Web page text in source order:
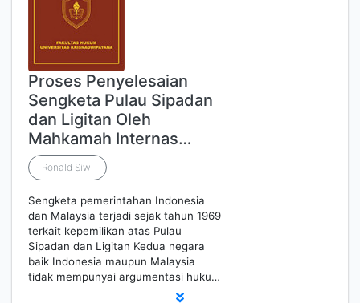
Proses Penyelesaian
Sengketa Pulau Sipadan
dan Ligitan Oleh
Mahkamah Internas…
Ronald Siwi
Sengketa pemerintahan Indonesia
dan Malaysia terjadi sejak tahun 1969
terkait kepemilikan atas Pulau
Sipadan dan Ligitan Kedua negara
baik Indonesia maupun Malaysia
tidak mempunyai argumentasi huku…